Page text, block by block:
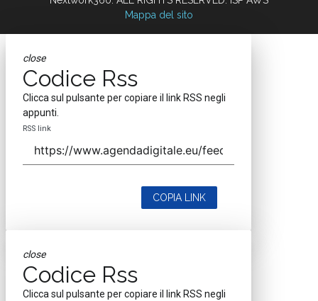
Mappa del sito
close
Codice Rss
Clicca sul pulsante per copiare il link RSS negli
appunti.
RSS link
COPIA LINK
close
Codice Rss
Clicca sul pulsante per copiare il link RSS negli